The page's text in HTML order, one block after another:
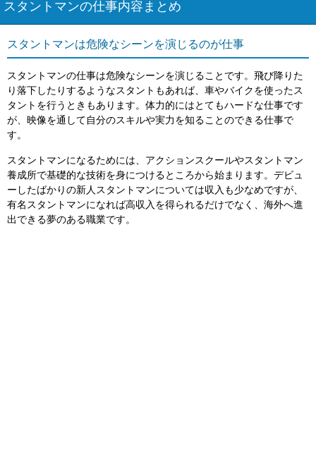
スタントマンの仕事内容まとめ
スタントマンは危険なシーンを演じるのが仕事
スタントマンの仕事は危険なシーンを演じることです。飛び降りた
り落下したりするようなスタントもあれば、車やバイクを使ったス
タントを行うときもあります。体力的にはとてもハードな仕事です
が、映像を通して自分のスキルや実力を知ることのできる仕事で
す。
スタントマンになるためには、アクションスクールやスタントマン
養成所で基礎的な技術を身につけるところから始まります。デビュ
ーしたばかりの新人スタントマンについては収入も少なめですが、
有名スタントマンになれば高収入を得られるだけでなく、海外へ進
出できる夢のある職業です。